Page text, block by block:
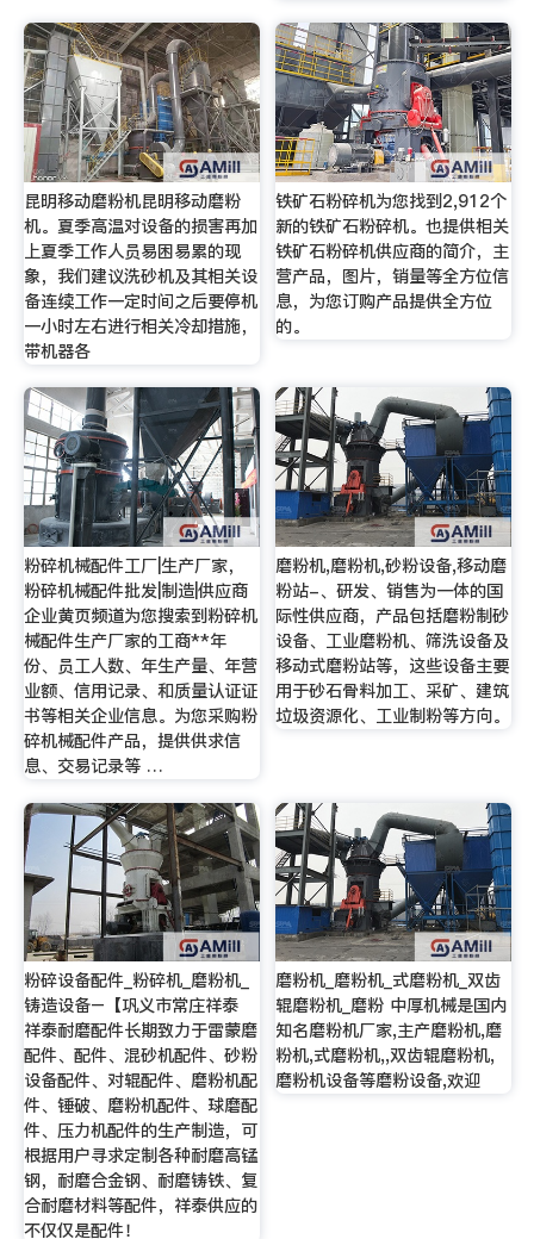
昆明移动磨粉机昆明移动磨粉
机。夏季高温对设备的损害再加
上夏季工作人员易困易累的现
象，我们建议洗砂机及其相关设
备连续工作一定时间之后要停机
一小时左右进行相关冷却措施，
带机器各
铁矿石粉碎机为您找到2,912个
新的铁矿石粉碎机。也提供相关
铁矿石粉碎机供应商的简介，主
营产品，图片，销量等全方位信
息，为您订购产品提供全方位
的。
粉碎机械配件工厂|生产厂家，
粉碎机械配件批发|制造|供应商
企业黄页频道为您搜索到粉碎机
械配件生产厂家的工商**年
份、员工人数、年生产量、年营
业额、信用记录、和质量认证证
书等相关企业信息。为您采购粉
碎机械配件产品，提供供求信
息、交易记录等 …
磨粉机,磨粉机,砂粉设备,移动磨
粉站-、研发、销售为一体的国
际性供应商，产品包括磨粉制砂
设备、工业磨粉机、筛洗设备及
移动式磨粉站等，这些设备主要
用于砂石骨料加工、采矿、建筑
垃圾资源化、工业制粉等方向。
粉碎设备配件_粉碎机_磨粉机_
铸造设备–【巩义市常庄祥泰
祥泰耐磨配件长期致力于雷蒙磨
配件、配件、混砂机配件、砂粉
设备配件、对辊配件、磨粉机配
件、锤破、磨粉机配件、球磨配
件、压力机配件的生产制造，可
根据用户寻求定制各种耐磨高锰
钢，耐磨合金钢、耐磨铸铁、复
合耐磨材料等配件，祥泰供应的
不仅仅是配件！
磨粉机_磨粉机_式磨粉机_双齿
辊磨粉机_磨粉 中厚机械是国内
知名磨粉机厂家,主产磨粉机,磨
粉机,式磨粉机,,双齿辊磨粉机,
磨粉机设备等磨粉设备,欢迎